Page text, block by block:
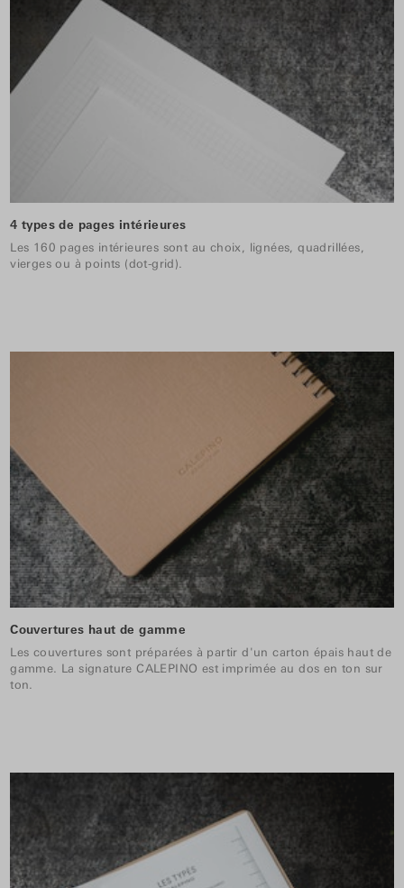
4 types de pages intérieures
Les 160 pages intérieures sont au choix, lignées, quadrillées,
vierges ou à points (dot-grid).
Couvertures haut de gamme
Les couvertures sont préparées à partir d'un carton épais haut de
gamme. La signature CALEPINO est imprimée au dos en ton sur
ton.